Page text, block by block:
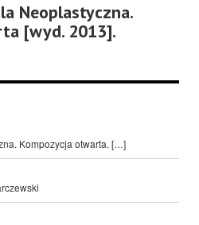
Neoplastyczna.
[wyd. 2013].
Kompozycja otwarta. […]